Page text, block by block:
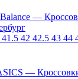
41.5 42 42.5 43 44